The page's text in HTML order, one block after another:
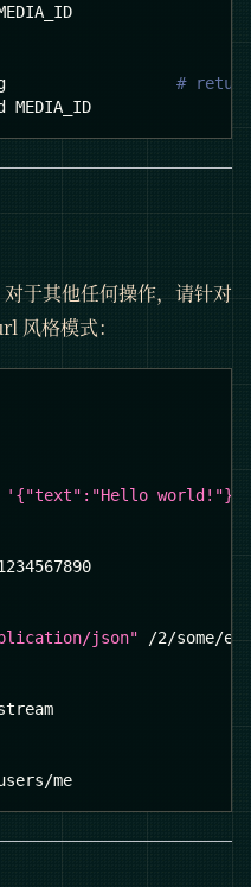
meme.png #
于其他任何操作，请针对
风格模式：
'{"text":"Hello world!"}'
json" /2/some/
me